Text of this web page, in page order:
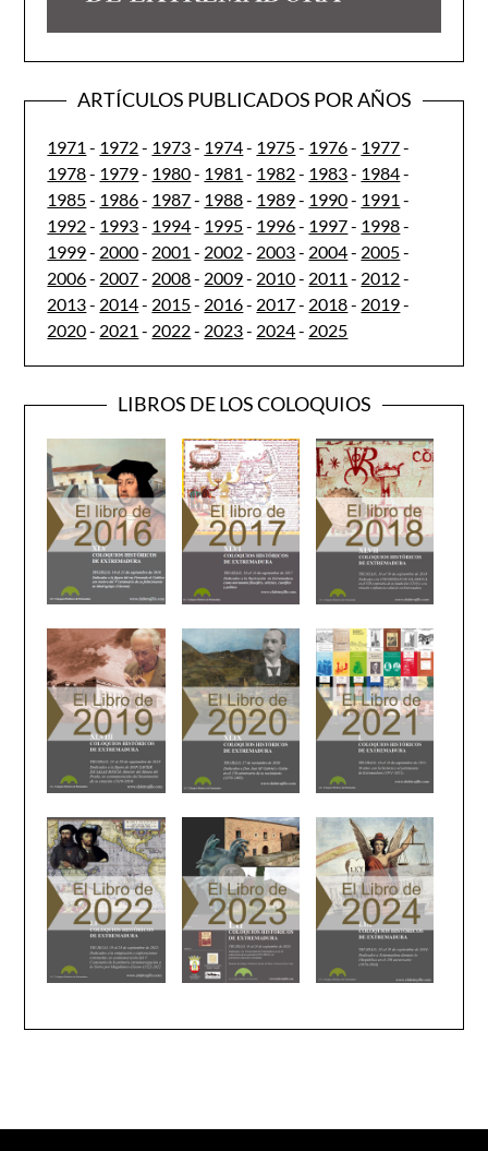
ARTÍCULOS PUBLICADOS POR AÑOS
1971 - 1972- 1973- 1974- 1975- 1976- 1977-
1978- 1979- 1980- 1981 - 1982- 1983- 1984-
1985- 1986- 1987- 1988- 1989- 1990- 1991 -
1992- 1993- 1994- 1995- 1996- 1997- 1998-
1999- 2000- 2001 - 2002- 2003- 2004- 2005-
2006- 2007- 2008- 2009- 2010- 2011 - 2012-
2013- 2014- 2015- 2016- 2017- 2018- 2019-
2020- 2021 - 2022- 2023- 2024- 2025
LIBROS DE LOS COLOQUIOS